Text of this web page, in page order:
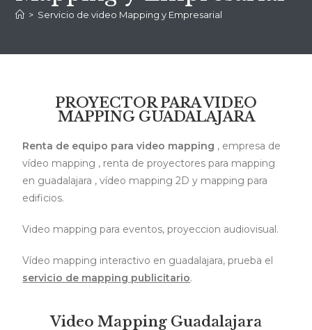
> Servicio de video Mapping y Empresarial
PROYECTOR PARA VIDEO
MAPPING GUADALAJARA
Renta de equipo para video mapping , empresa de
vídeo mapping , renta de proyectores para mapping
en guadalajara , vídeo mapping 2D y mapping para
edificios.
Video mapping para eventos, proyeccion audiovisual.
Vídeo mapping interactivo en guadalajara, prueba el
servicio de mapping publicitario.
Video Mapping Guadalajara